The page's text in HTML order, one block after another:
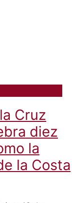
Cruz
diez
la
la Costa